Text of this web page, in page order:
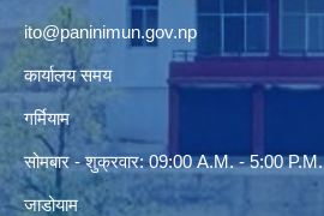
ito@paninimun.gov.np
कार्यालय समय
गर्मियाम
सोमबार - शुक्रवार: 09:00 A.M. - 5:00 P.M.
जाडोयाम